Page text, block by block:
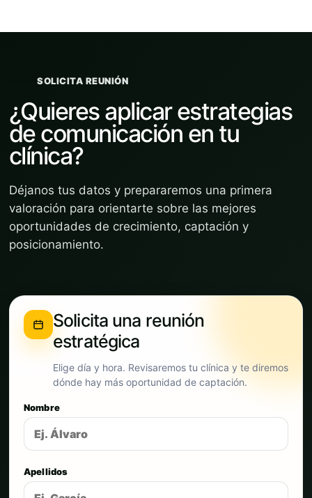
SOLICITA REUNIÓN
¿Quieres aplicar estrategias
de comunicación en tu
clínica?
Déjanos tus datos y prepararemos una primera
valoración para orientarte sobre las mejores
oportunidades de crecimiento, captación y
posicionamiento.
Solicita una reunión
estratégica
Elige día y hora. Revisaremos tu clínica y te diremos
dónde hay más oportunidad de captación.
Nombre
Apellidos